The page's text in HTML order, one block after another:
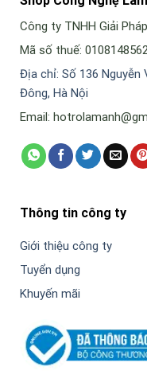
Công ty TNHH Giải
Mã số thuế:
Địa chỉ: Số 136 Nguyễn
Đông, Hà Nội
Email:
Thông tin công ty
Giới thiệu công ty
Tuyển dụng
Khuyến mãi